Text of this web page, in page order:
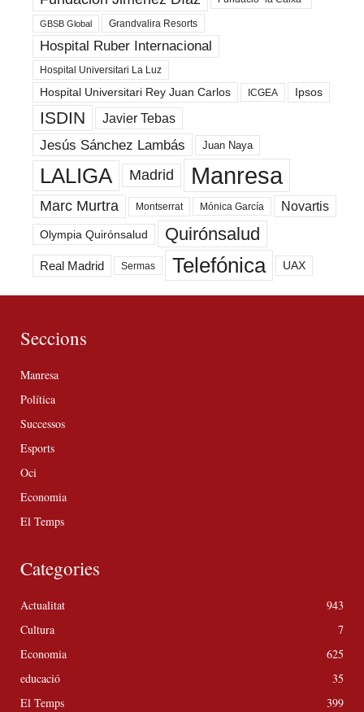
GBSB Global Grandvalira Resorts
Hospital Ruber Internacional
Hospital Universitari La Luz
Hospital Universitari Rey Juan Carlos ICGEA Ipsos
ISDIN Javier Tebas
Jesús Sánchez Lambás Juan Naya
LALIGA Madrid Manresa
Marc Murtra Montserrat Mónica García Novartis
Olympia Quirónsalud Quirónsalud
Real Madrid Sermas Telefónica UAX
Seccions
Manresa
Política
Successos
Esports
Oci
Economia
El Temps
Categories
Actualitat
943
Cultura
7
Economia
625
educació
35
El Temps
399